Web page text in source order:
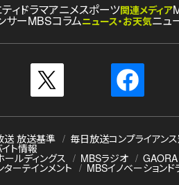
ィドラマアニメスポーツ関連メディア
サーMBSコラムニュース・お天気ニュ
送 放送基準 毎日放送コンプライアン
ト情報
ルディングス MBSラジオ GAORA
ーテインメント MBSイノベーションド